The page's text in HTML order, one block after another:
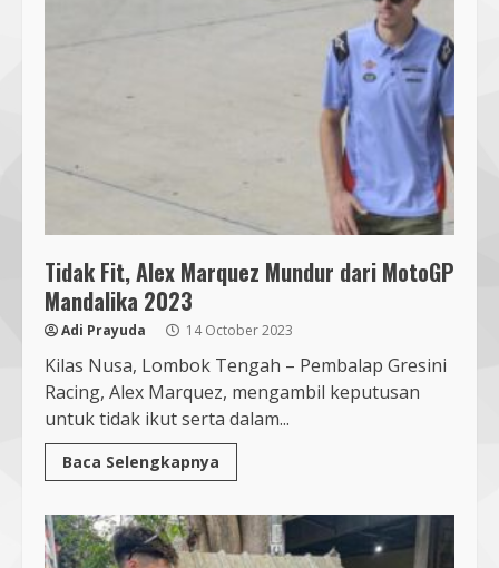
Tidak Fit, Alex Marquez Mundur dari MotoGP
Mandalika 2023
Adi Prayuda 14 October 2023
Kilas Nusa, Lombok Tengah – Pembalap Gresini
Racing, Alex Marquez, mengambil keputusan
untuk tidak ikut serta dalam...
Baca Selengkapnya